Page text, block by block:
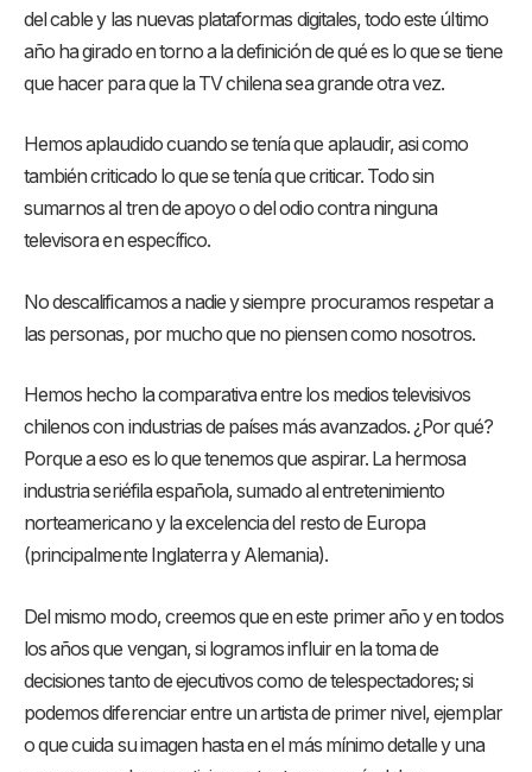
del cable y las nuevas plataformas digitales, todo este último
año ha girado en torno a la definición de qué es lo que se tiene
que hacer para que la TV chilena sea grande otra vez.
Hemos aplaudido cuando se tenía que aplaudir, asi como
también criticado lo que se tenía que criticar. Todo sin
sumarnos al tren de apoyo o del odio contra ninguna
televisora en específico.
No descalificamos a nadie y siempre procuramos respetar a
las personas, por mucho que no piensen como nosotros.
Hemos hecho la comparativa entre los medios televisivos
chilenos con industrias de países más avanzados. ¿Por qué?
Porque a eso es lo que tenemos que aspirar. La hermosa
industria seriéfila española, sumado al entretenimiento
norteamericano y la excelencia del resto de Europa
(principalmente Inglaterra y Alemania).
Del mismo modo, creemos que en este primer año y en todos
los años que vengan, si logramos influir en la toma de
decisiones tanto de ejecutivos como de telespectadores; si
podemos diferenciar entre un artista de primer nivel, ejemplar
o que cuida su imagen hasta en el más mínimo detalle y una